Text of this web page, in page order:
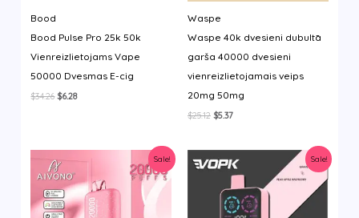
Bood
Bood Pulse Pro 25k 50k
Vienreizlietojams Vape
50000 Dvesmas E-cig
$34.26Original
$6.28Current
Waspe
Waspe 40k dvesieni dubultā
garša 40000 dvesieni
vienreizlietojamais veips
20mg 50mg
$25.12 Original
$25.12.
$5.37Current
$5.37.
Sale! Sale!